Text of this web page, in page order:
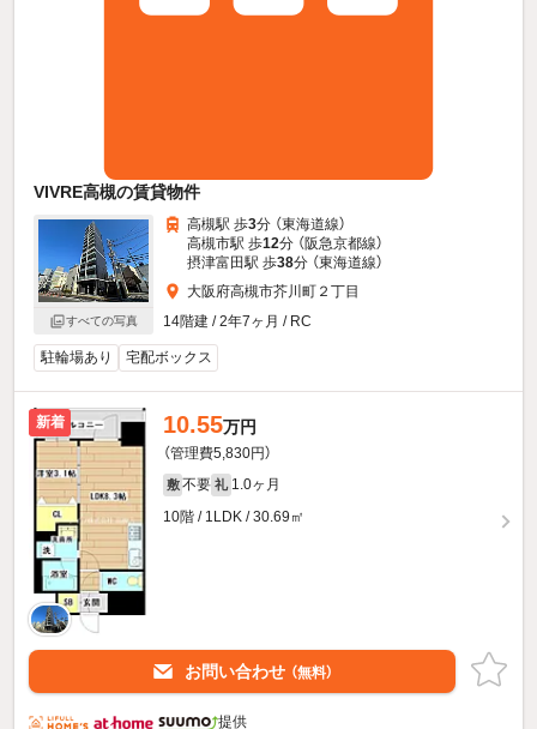
VIVRE高槻の賃貸物件
すべての写真
高槻駅 歩3分 （東海道線）
高槻市駅 歩12分 （阪急京都線）
摂津富田駅 歩38分 （東海道線）
大阪府高槻市芥川町２丁目
14階建 / 2年7ヶ月 / RC
駐輪場あり 宅配ボックス
新着 10.55万円
（管理費5,830円）
敷 不要 礼 1.0ヶ月
10階 / 1LDK / 30.69㎡
お問い合わせ （無料）
提供